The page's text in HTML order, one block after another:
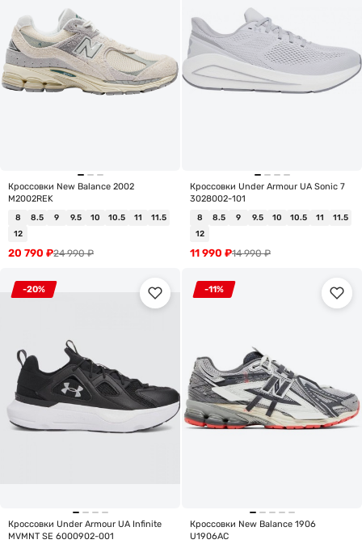
Кроссовки New Balance 2002
M2002REK
8 8.5 9 9.5 10 10.5 11
11.5
12
24 990₽
20 790 ₽
Кроссовки Under Armour UA Sonic 7
3028002-101
8 8.5 9 9.5 10 10.5 11
11.5
12
14 990₽
11 990 ₽
-20%
Кроссовки Under Armour UA Infinite
MVMNT SE 6000902-001
-11%
Кроссовки New Balance 1906
U1906AC